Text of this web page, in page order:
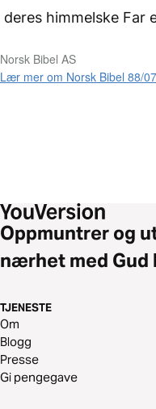
deres himmelske Far
Norsk Bibel AS
Lær mer om Norsk Bibel 88/07
Oppmuntrer og
nærhet med Gud
TJENESTE
Om
Blogg
Presse
Gi pengegave